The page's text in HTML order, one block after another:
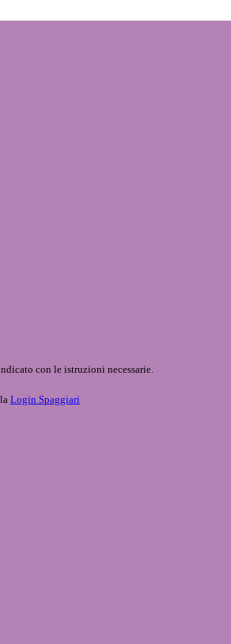
con le istruzioni necessarie.
Login Spaggiari